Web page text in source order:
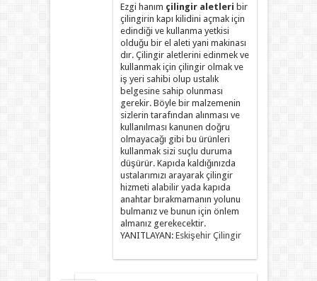
Ezgi hanım çilingir aletleri bir
çilingirin kapı kilidini açmak için
edindiği ve kullanma yetkisi
olduğu bir el aleti yani makinası
dır. Çilingir aletlerini edinmek ve
kullanmak için çilingir olmak ve
iş yeri sahibi olup ustalık
belgesine sahip olunması
gerekir. Böyle bir malzemenin
sizlerin tarafından alınması ve
kullanılması kanunen doğru
olmayacağı gibi bu ürünleri
kullanmak sizi suçlu duruma
düşürür. Kapıda kaldığınızda
ustalarımızı arayarak çilingir
hizmeti alabilir yada kapıda
anahtar bırakmamanın yolunu
bulmanız ve bunun için önlem
almanız gerekecektir.
YANITLAYAN: Eskişehir Çilingir